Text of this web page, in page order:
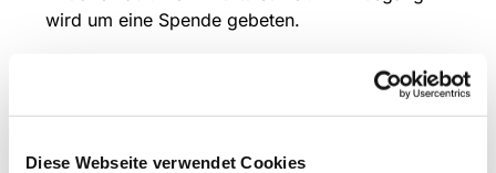
Diese Webseite verwendet Cookies
wird um eine Spende gebeten.